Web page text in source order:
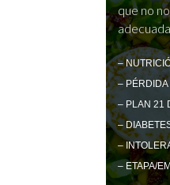
que no
–
–
– PLAN 21
–
–
– ETAPA/